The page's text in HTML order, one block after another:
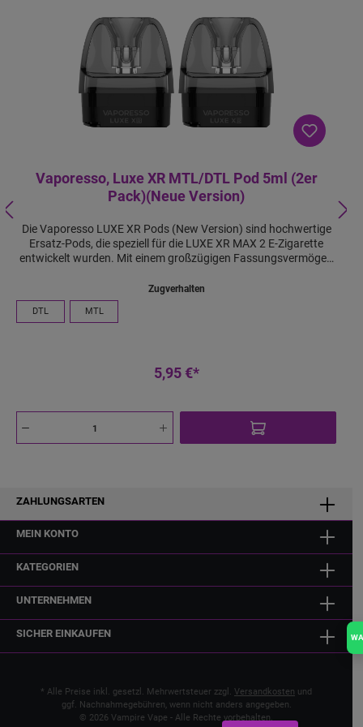
Vaporesso, Luxe XR MTL/DTL Pod 5ml (2er
Pack)(Neue Version)
Die Vaporesso LUXE XR Pods (New Version) sind hochwertige
Ersatz-Pods, die speziell für die LUXE XR MAX 2 E-Zigarette
entwickelt wurden. Mit einem großzügigen Fassungsvermögen
Pods sind sowohl in MTL- als auch in DTL-Varianten erhältlich
und ermöglichen so ein individuelles Dampferlebnis. Dank des
Bottom-Filling-Systems lassen sie sich einfach und sauber
des Pods im Gerät, wodurch der Zugwiderstand präzise
Zugverhalten
DTL MTL
5,95 €*
ZAHLUNGSARTEN
MEIN KONTO
KATEGORIEN
UNTERNEHMEN
SICHER EINKAUFEN
* Alle Preise inkl. gesetzl. Mehrwertsteuer zzgl. Versandkosten und
ggf. Nachnahmegebühren, wenn nicht anders angegeben.
© 2026 Vampire Vape - Alle Rechte vorbehalten.
WA